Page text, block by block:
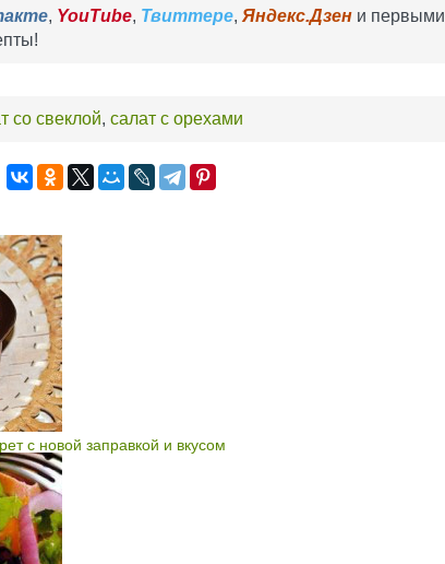
, YouTube, Твиттере, Яндекс.Дзен и первыми
со свеклой, салат с орехами
с новой заправкой и вкусом